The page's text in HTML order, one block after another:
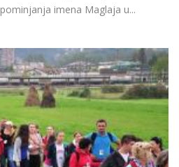
imena Maglaja u...